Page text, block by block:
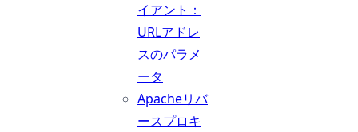
イアント：
URLアドレ
スのパラメ
ータ
Apacheリバ
ースプロキ